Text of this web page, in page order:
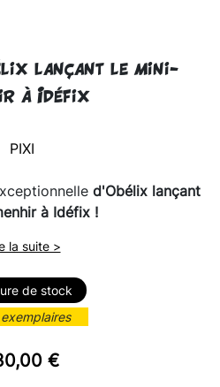
lançant le mini-
à Idéfix
PIXI
d'Obélix lançant
à Idéfix !
la suite >
de stock
€